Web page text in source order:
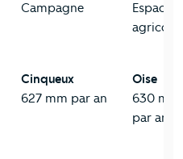
Campagne
Espace
agricole
Cinqueux
627 mm par an
Oise
630 mm
par an